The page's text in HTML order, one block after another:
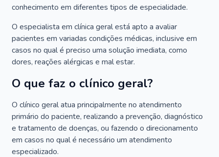
conhecimento em diferentes tipos de especialidade.
O especialista em clínica geral está apto a avaliar
pacientes em variadas condições médicas, inclusive em
casos no qual é preciso uma solução imediata, como
dores, reações alérgicas e mal estar.
O que faz o clínico geral?
O clínico geral atua principalmente no atendimento
primário do paciente, realizando a prevenção, diagnóstico
e tratamento de doenças, ou fazendo o direcionamento
em casos no qual é necessário um atendimento
especializado.